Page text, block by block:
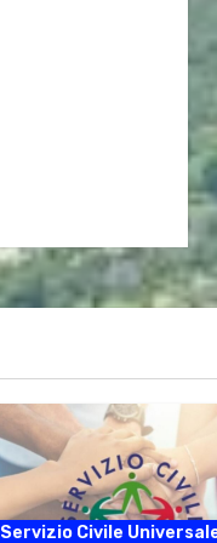
Servizio Civile